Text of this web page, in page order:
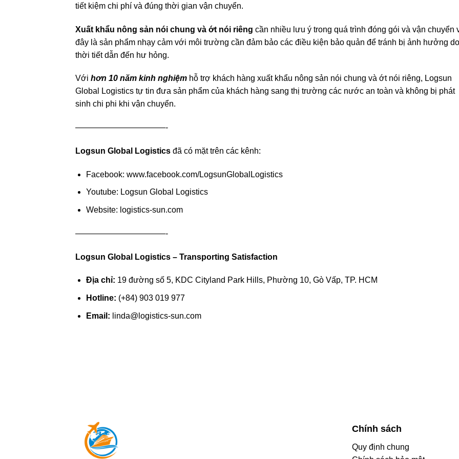
tiết kiệm chi phí và đúng thời gian vận chuyển.
Xuất khẩu nông sản nói chung và ớt nói riêng cần nhiều lưu ý trong quá trình đóng gói và vận chuyển
đây là sản phẩm nhạy cảm với môi trường cần đảm bảo các điều kiện bảo quản để tránh bị ảnh hưởng do
thời tiết dẫn đến hư hỏng.
Với hơn 10 năm kinh nghiệm hỗ trợ khách hàng xuất khẩu nông sản nói chung và ớt nói riêng, Logsun
Global Logistics tự tin đưa sản phẩm của khách hàng sang thị trường các nước an toàn và không bị phát
sinh chi phi khi vận chuyển.
———————————-
Logsun Global Logistics đã có mặt trên các kênh:
Facebook: www.facebook.com/LogsunGlobalLogistics
Youtube: Logsun Global Logistics
Website: logistics-sun.com
———————————-
Logsun Global Logistics – Transporting Satisfaction
Địa chỉ: 19 đường số 5, KDC Cityland Park Hills, Phường 10, Gò Vấp, TP. HCM
Hotline: (+84) 903 019 977
Email: linda@logistics-sun.com
Chính sách
Quy định chung